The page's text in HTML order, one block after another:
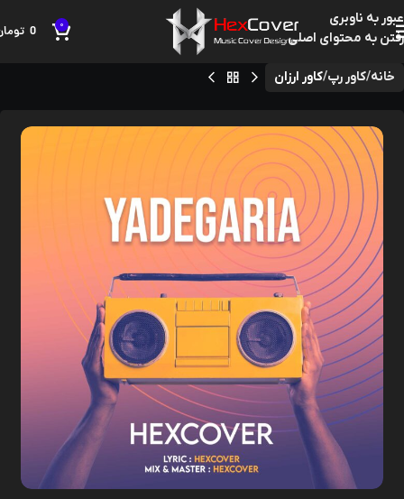
عبور به ناوبری
رفتن به محتوای اصلی
0
خانه کاور رپ کاور ارزان